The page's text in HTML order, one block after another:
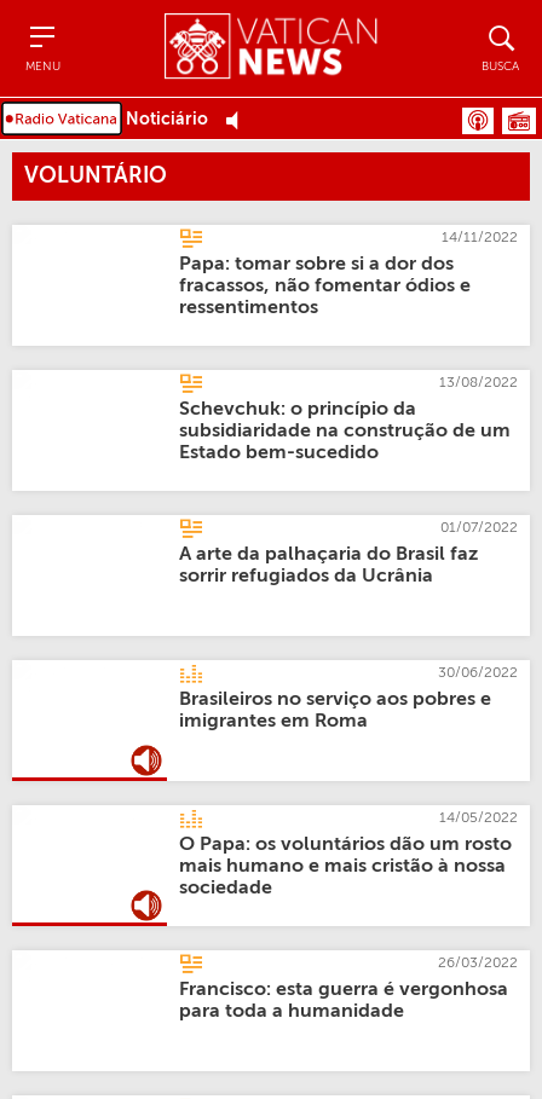
MENU BUSCA
Noticiário
VOLUNTÁRIO
14/11/2022
Papa: tomar sobre si a dor dos
fracassos, não fomentar ódios e
ressentimentos
13/08/2022
Schevchuk: o princípio da
subsidiaridade na construção de um
Estado bem-sucedido
01/07/2022
A arte da palhaçaria do Brasil faz
sorrir refugiados da Ucrânia
30/06/2022
Brasileiros no serviço aos pobres e
imigrantes em Roma
14/05/2022
O Papa: os voluntários dão um rosto
mais humano e mais cristão à nossa
sociedade
26/03/2022
Francisco: esta guerra é vergonhosa
para toda a humanidade